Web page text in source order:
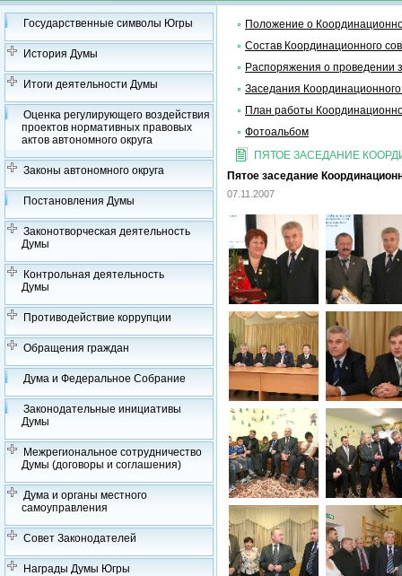
Государственные символы Югры
История Думы
Итоги деятельности Думы
Оценка регулирующего воздействия
проектов нормативных правовых
актов автономного округа
Законы автономного округа
Постановления Думы
Законотворческая деятельность
Думы
Контрольная деятельность
Думы
Противодействие коррупции
Обращения граждан
Дума и Федеральное Собрание
Законодательные инициативы
Думы
Межрегиональное сотрудничество
Думы (договоры и соглашения)
Дума и органы местного
самоуправления
Совет Законодателей
Награды Думы Югры
Положение о
Состав Координационного
Распоряжения о проведении
Заседания
План работы
Фотоальбом
ПЯТОЕ ЗАСЕДАНИЕ
Пятое заседание
07.11.2007